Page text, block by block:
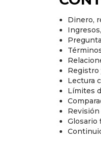
Dinero,
Registro
Lectura
Límites
Glosario